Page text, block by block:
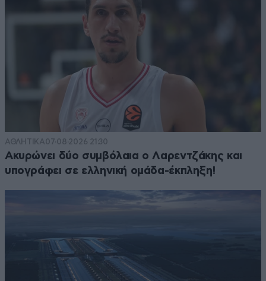
ΑΘΛΗΤΙΚΑ07·08·2026 21:30
Ακυρώνει δύο συμβόλαια ο Λαρεντζάκης και
υπογράφει σε ελληνική ομάδα-έκπληξη!